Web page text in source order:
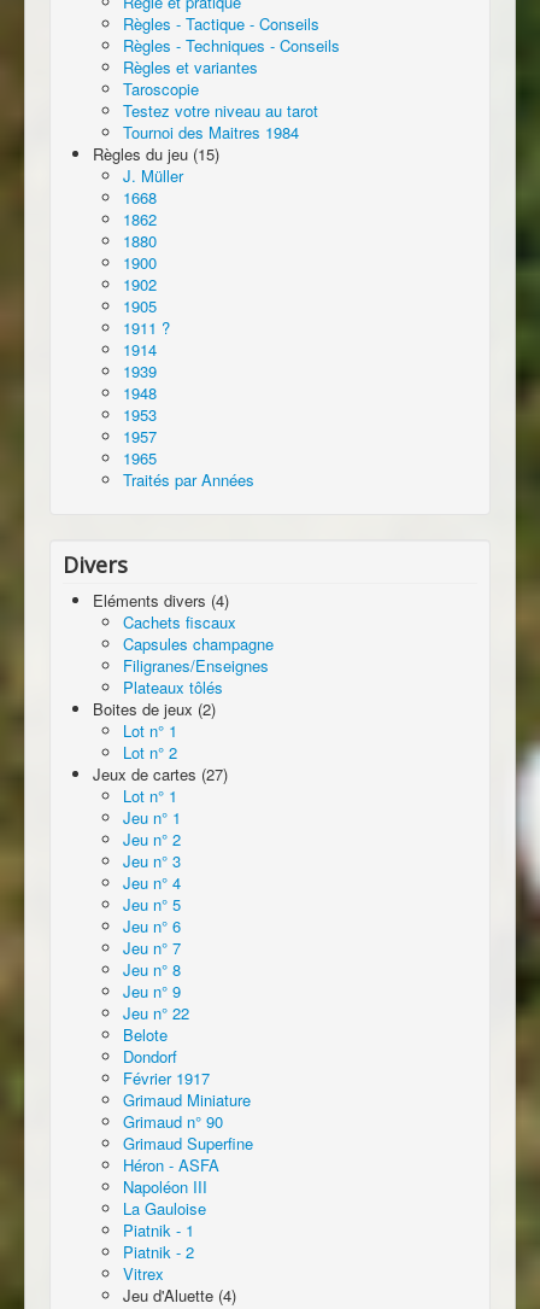
Règles - Tactique - Conseils
Règles - Techniques - Conseils
Règles et variantes
Taroscopie
Testez votre niveau au tarot
Tournoi des Maitres 1984
Règles du jeu (15)
J. Müller
1668
1862
1880
1900
1902
1905
1911 ?
1914
1939
1948
1953
1957
1965
Traités par Années
Divers
Eléments divers (4)
Cachets fiscaux
Capsules champagne
Filigranes/Enseignes
Plateaux tôlés
Boites de jeux (2)
Lot n° 1
Lot n° 2
Jeux de cartes (27)
Lot n° 1
Jeu n° 1
Jeu n° 2
Jeu n° 3
Jeu n° 4
Jeu n° 5
Jeu n° 6
Jeu n° 7
Jeu n° 8
Jeu n° 9
Jeu n° 22
Belote
Dondorf
Février 1917
Grimaud Miniature
Grimaud n° 90
Grimaud Superfine
Héron - ASFA
Napoléon III
La Gauloise
Piatnik - 1
Piatnik - 2
Vitrex
Jeu d'Aluette (4)